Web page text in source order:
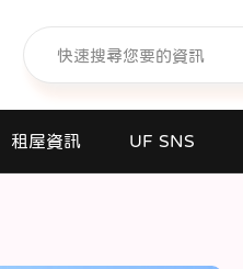
租屋資訊 UF SNS